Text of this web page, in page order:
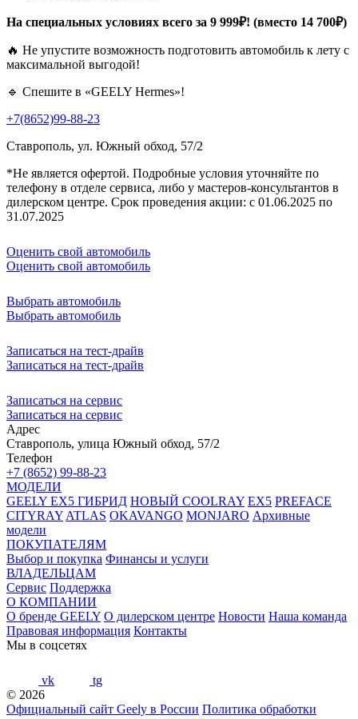
На специальных условиях всего за 9 999₽! (вместо 14 700₽)
🔥 Не упустите возможность подготовить автомобиль к лету с
максимальной выгодой!
🔹 Спешите в «GEELY Hermes»!
+7(8652)99-88-23
Ставрополь, ул. Южный обход, 57/2
*Не является офертой. Подробные условия уточняйте по
телефону в отделе сервиса, либо у мастеров-консультантов в
дилерском центре. Срок проведения акции: с 01.06.2025 по
31.07.2025
Оценить свой автомобиль
Оценить свой автомобиль
Выбрать автомобиль
Выбрать автомобиль
Записаться на тест-драйв
Записаться на тест-драйв
Записаться на сервис
Записаться на сервис
Адрес
Ставрополь, улица Южный обход, 57/2
Телефон
+7 (8652) 99-88-23
МОДЕЛИ
GEELY EX5 ГИБРИД НОВЫЙ COOLRAY EX5 PREFACE
CITYRAY ATLAS OKAVANGO MONJARO Архивные
модели
ПОКУПАТЕЛЯМ
Выбор и покупка Финансы и услуги
ВЛАДЕЛЬЦАМ
Сервис Поддержка
О КОМПАНИИ
О бренде GEELY О дилерском центре Новости Наша команда
Правовая информация Контакты
Мы в соцсетях
vk
tg
© 2026
Официальный сайт Geely в России Политика обработки